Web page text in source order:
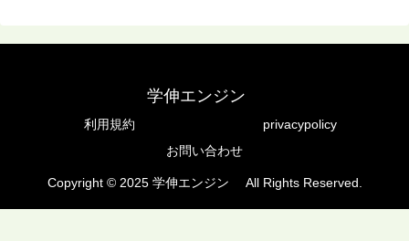
学伸エンジン
利用規約
privacypolicy
お問い合わせ
Copyright © 2025 学伸エンジン All Rights Reserved.